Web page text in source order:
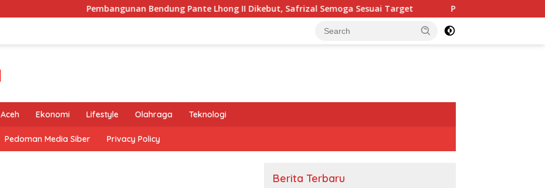
Pembangunan Bendung Pante Lhong II Dikebut, Safrizal Semoga Sesuai Target Pembanguan Jembatan Perintis
Aceh Ekonomi Lifestyle Olahraga Teknologi
Pedoman Media Siber Privacy Policy
Berita Terbaru